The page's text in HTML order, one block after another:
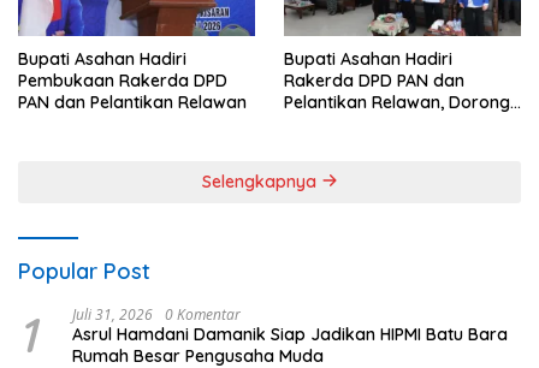
Bupati Asahan Hadiri
Pembukaan Rakerda DPD
PAN dan Pelantikan Relawan
Bupati Asahan Hadiri
Rakerda DPD PAN dan
Pelantikan Relawan, Dorong
Selengkapnya
Popular Post
1 Juli 31, 2026 0 Komentar
Asrul Hamdani Damanik Siap Jadikan HIPMI Batu Bara
Rumah Besar Pengusaha Muda